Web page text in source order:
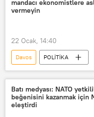
ABD
mandacı ekonomistlere
vermeyin
22 Ocak, 14:40
Davos
POLİTİKA
Recep Tayyip Erdoğan
Cumhurbaşkanı
Batı medyası: NATO
beğenisini kazanmak için
eleştirdi